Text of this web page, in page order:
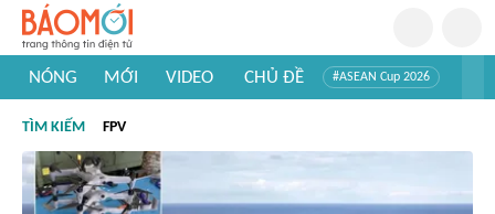
NÓNG MỚI VIDEO CHỦ ĐỀ #ASEAN Cup 2026
#Khám phá thế giới
TÌM KIẾM FPV